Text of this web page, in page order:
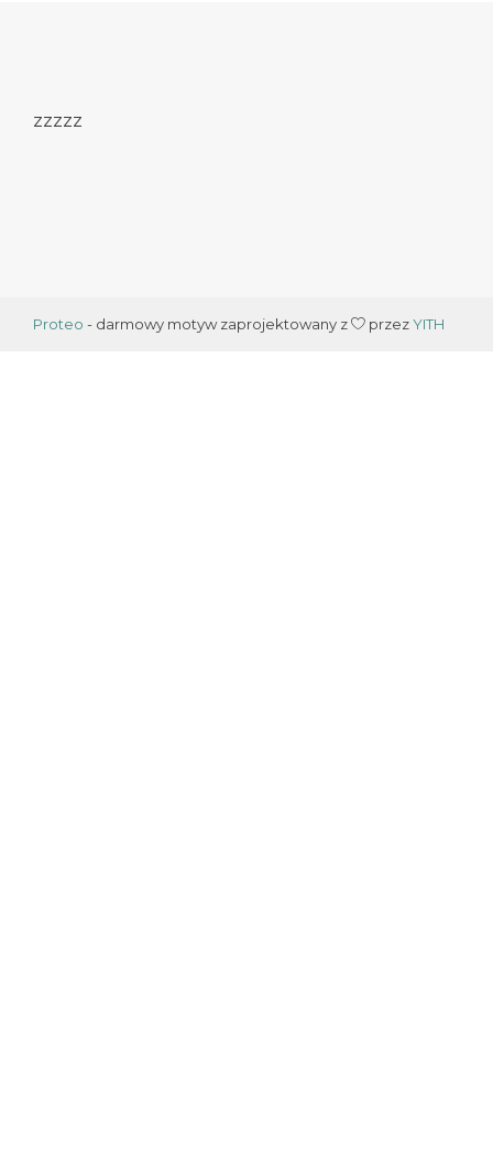
zzzzz
Proteo - darmowy motyw zaprojektowany z przezYITH